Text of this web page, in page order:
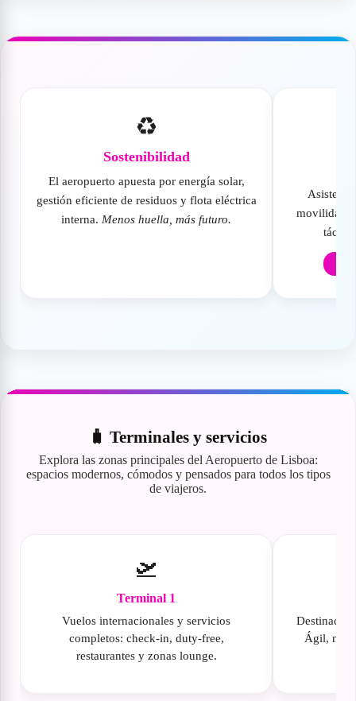
♻️
Sostenibilidad
El aeropuerto apuesta por energía solar,
gestión eficiente de residuos y flota eléctrica
interna. Menos huella, más futuro.
movilidad
táctil
🧳 Terminales y servicios
Explora las zonas principales del Aeropuerto de Lisboa:
espacios modernos, cómodos y pensados para todos los tipos
de viajeros.
🛫
Terminal 1
Vuelos internacionales y servicios
completos: check-in, duty-free,
restaurantes y zonas lounge.
Destinada
Ágil,